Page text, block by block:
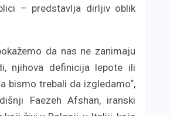
– predstavlja dirljiv oblik
da nas ne zanimaju
njihova definicija lepote ili
bismo trebali da izgledamo“,
Faezeh Afshan, iranski